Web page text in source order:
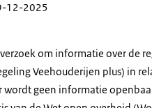
12-2025
om informatie over de
Veehouderijen plus) in
wordt geen informatie